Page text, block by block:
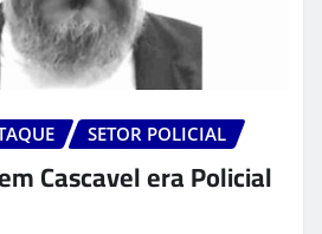
SETOR POLICIAL
Cascavel era Policial